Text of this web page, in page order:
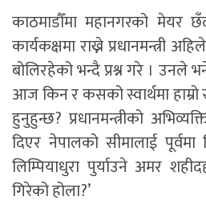
काठमाडौँमा महानगरको मेयर
कार्यकक्षमा राख्ने प्रधानमन्त्री
बोलिरहेको भन्दै प्रश्न गरे । उनले भने,
आज किन र कसको स्वार्थमा हाम्रो
हुनुहुन्छ? प्रधानमन्त्रीको
दिएर नेपालको सीमालाई पूर्वमा
लिम्पियाधुरा पुर्याउने अमर
गिरेको होला?’